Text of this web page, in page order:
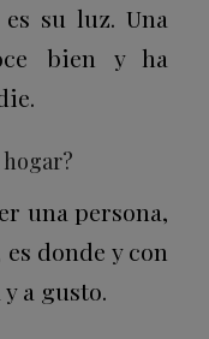
su luz. Una
bien y ha
una persona,
donde y con
a gusto.